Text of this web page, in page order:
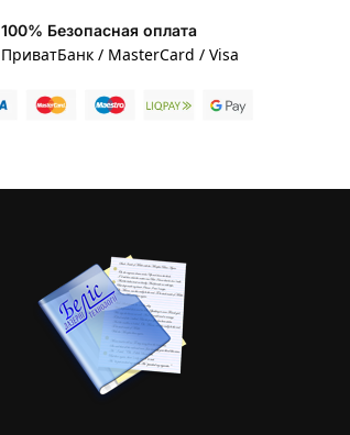
100% Безопасная оплата
ПриватБанк / MasterCard / Visa